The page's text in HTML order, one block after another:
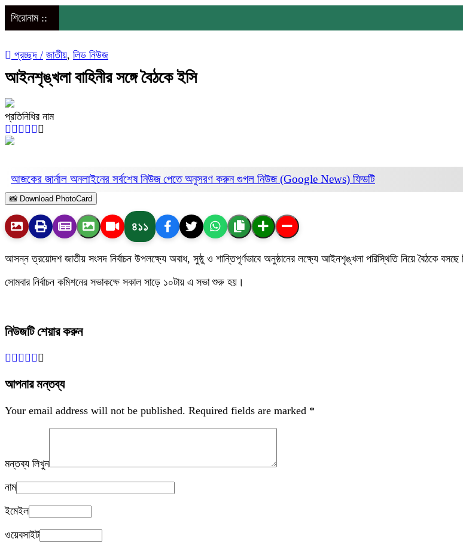
শিরোনাম ::
প্রচ্ছদ / জাতীয়, লিড নিউজ
আইনশৃঙ্খলা বাহিনীর সঙ্গে বৈঠকে ইসি
প্রতিনিধির নাম
আজকের জার্নাল অনলাইনের সর্বশেষ নিউজ পেতে অনুসরণ করুনগুগল নিউজ (Google News) ফিডটি
📸 Download PhotoCard
৪১১
আসন্ন ত্রয়োদশ জাতীয় সংসদ নির্বাচন উপলক্ষ্যে অবাধ, সুষ্ঠু ও শান্তিপূর্ণভাবে অনুষ্ঠানের লক্ষ্যে আইনশৃঙ্খলা পরিস্থিতি নিয়ে বৈঠকে বসছে
সোমবার নির্বাচন কমিশনের সভাকক্ষে সকাল সাড়ে ১০টায় এ সভা শুরু হয়।
নিউজটি শেয়ার করুন
আপনার মন্তব্য
Your email address will not be published. Required fields are marked *
মন্তব্য লিখুন
নাম
ইমেইল
ওয়েবসাইট